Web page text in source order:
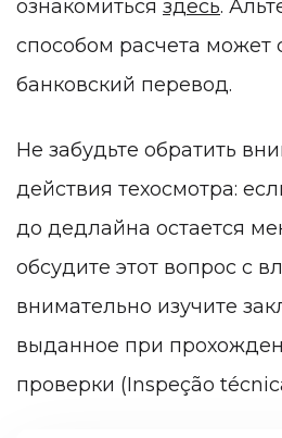
ознакомиться здесь.
способом расчета может
банковский перевод.
Не забудьте обратить
действия техосмотра:
до дедлайна остается
обсудите этот вопрос с
внимательно изучите
выданное при
проверки (Inspeção